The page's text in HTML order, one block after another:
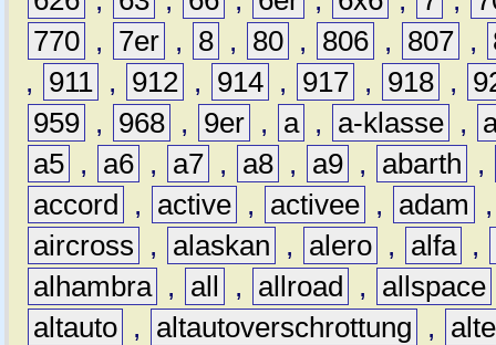
770 , 7er , 8 , 80 , 806 , 807 ,
,
911 , 912 , 914 , 917 , 918 ,
959 , 968 , 9er , a , a-klasse ,
a5 , a6 , a7 , a8 , a9 , abarth
,
accord
, active , activee , adam
aircross
, alaskan , alero , alfa ,
alhambra , all , allroad , allspace
altauto , altautoverschrottung ,